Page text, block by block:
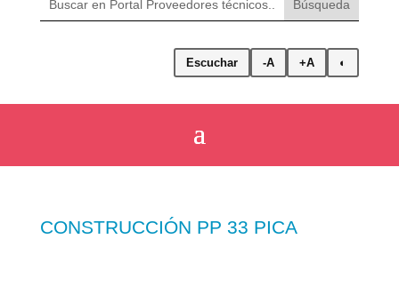
Escuchar -A +A ◐
CONSTRUCCIÓN PP 33 PICA